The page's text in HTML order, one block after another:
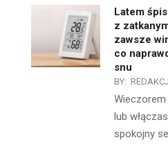
Latem
z
zawsze
co
snu
BY:
lub
spokojny